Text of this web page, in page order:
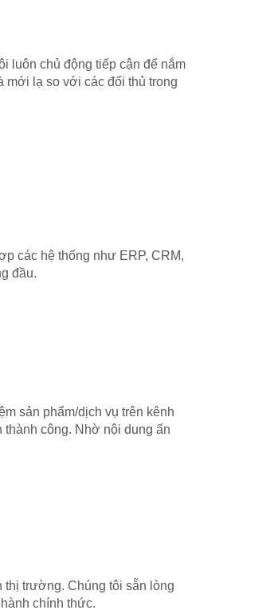
luôn chủ động tiếp cận để nắm
mới lạ so với các đối thủ trong
các hệ thống như ERP, CRM,
đầu.
sản phẩm/dịch vụ trên kênh
thành công. Nhờ nội dung ấn
thị trường. Chúng tôi sẵn lòng
chính thức.